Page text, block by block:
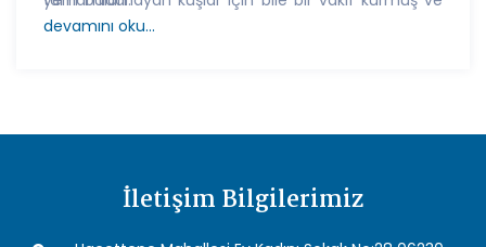
bu anlayışı bir kültür haline getirerek bizlere miras
devamını oku...
İletişim Bilgilerimiz